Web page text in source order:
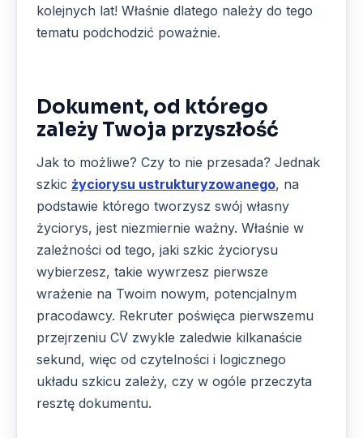
kolejnych lat! Właśnie dlatego należy do tego
tematu podchodzić poważnie.
Dokument, od którego
zależy Twoja przyszłość
Jak to możliwe? Czy to nie przesada? Jednak
szkic życiorysu ustrukturyzowanego, na
podstawie którego tworzysz swój własny
życiorys, jest niezmiernie ważny. Właśnie w
zależności od tego, jaki szkic życiorysu
wybierzesz, takie wywrzesz pierwsze
wrażenie na Twoim nowym, potencjalnym
pracodawcy. Rekruter poświęca pierwszemu
przejrzeniu CV zwykle zaledwie kilkanaście
sekund, więc od czytelności i logicznego
układu szkicu zależy, czy w ogóle przeczyta
resztę dokumentu.